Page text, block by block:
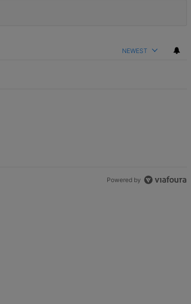
NEWEST
Powered by